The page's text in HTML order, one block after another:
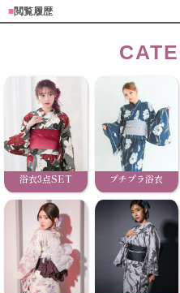
■閲覧履歴
浴衣3点SET プチプラ浴衣